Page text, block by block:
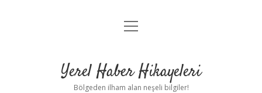
Anasayfa
Yasal Uyarı
menüyü
Yerel Haber Hikayeleri
Bölgeden ilham alan neşeli bilgiler!